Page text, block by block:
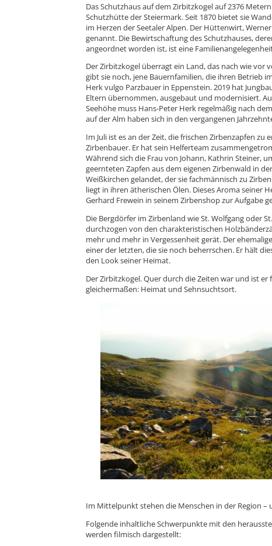
Das Schutzhaus auf dem Zirbitzkogel auf 2376
Schutzhütte der Steiermark. Seit 1870 bietet sie
im Herzen der Seetaler Alpen. Der Hüttenwirt,
genannt. Die Bewirtschaftung des Schutzhauses,
angeordnet worden ist, ist eine
Der Zirbitzkogel überragt ein Land, das nach wie vor
gibt sie noch, jene Bauernfamilien, die ihren Betrieb
Herk vulgo Parzbauer in Eppenstein. 2019 hat
Eltern übernommen, ausgebaut und modernisiert.
Seehöhe muss Hans-Peter Herk regelmäßig nach
auf der Alm haben sich in den vergangenen
Im Juli ist es an der Zeit, die frischen Zirbenzapfen
Zirbenbauer. Er hat sein Helferteam
Während sich die Frau von Johann, Kathrin Steiner,
geernteten Zapfen aus dem eigenen Zirbenwald in
Weißkirchen gelandet, der sie fachmännisch zu
liegt in ihren ätherischen Ölen. Dieses Aroma seiner
Gerhard Frewein in seinem Zirbenshop zur Aufgabe
Die Bergdörfer im Zirbenland wie St. Wolfgang oder
durchzogen von den charakteristischen
mehr und mehr in Vergessenheit gerät. Der
einer der letzten, die sie noch beherrschen. Er hält
den Look seiner Heimat.
Der Zirbitzkogel. Quer durch die Zeiten war und ist
gleichermaßen: Heimat und Sehnsuchtsort.
Im Mittelpunkt stehen die Menschen in der Region –
Folgende inhaltliche Schwerpunkte mit den
werden filmisch dargestellt: